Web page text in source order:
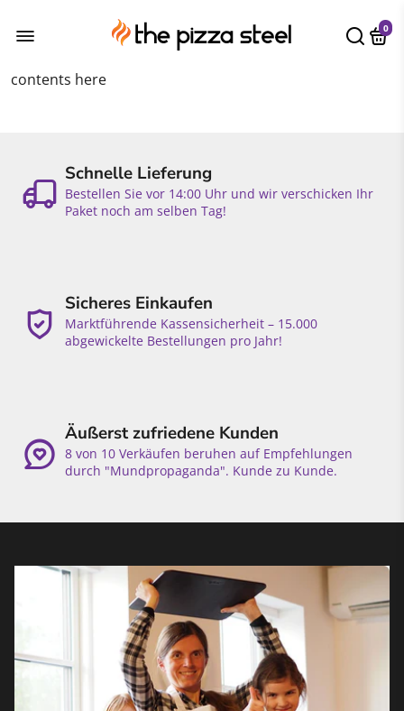
0
contents here
Schnelle Lieferung
Bestellen Sie vor 14:00 Uhr und wir verschicken Ihr
Paket noch am selben Tag!
Sicheres Einkaufen
Marktführende Kassensicherheit – 15.000
abgewickelte Bestellungen pro Jahr!
Äußerst zufriedene Kunden
8 von 10 Verkäufen beruhen auf Empfehlungen
durch "Mundpropaganda". Kunde zu Kunde.